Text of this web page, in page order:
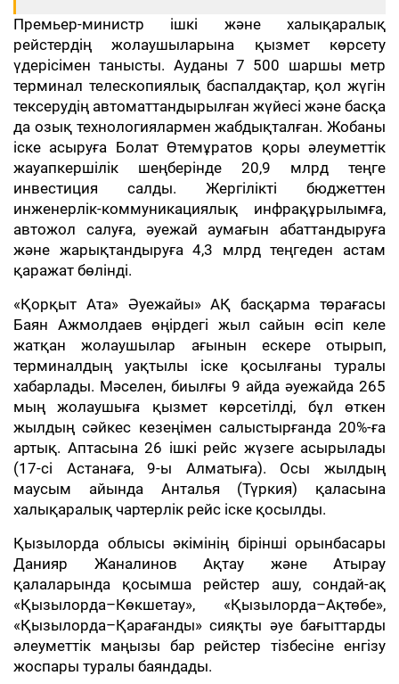
Премьер-министр ішкі және халықаралық
рейстердің жолаушыларына қызмет көрсету
үдерісімен танысты. Ауданы 7 500 шаршы метр
терминал телескопиялық баспалдақтар, қол жүгін
тексерудің автоматтандырылған жүйесі және басқа
да озық технологиялармен жабдықталған. Жобаны
іске асыруға Болат Өтемұратов қоры әлеуметтік
жауапкершілік шеңберінде 20,9 млрд теңге
инвестиция салды. Жергілікті бюджеттен
инженерлік-коммуникациялық инфрақұрылымға,
автожол салуға, әуежай аумағын абаттандыруға
және жарықтандыруға 4,3 млрд теңгеден астам
қаражат бөлінді.
«Қорқыт Ата» Әуежайы» АҚ басқарма төрағасы
Баян Ажмолдаев өңірдегі жыл сайын өсіп келе
жатқан жолаушылар ағынын ескере отырып,
терминалдың уақтылы іске қосылғаны туралы
хабарлады. Мәселен, биылғы 9 айда әуежайда 265
мың жолаушыға қызмет көрсетілді, бұл өткен
жылдың сәйкес кезеңімен салыстырғанда 20%-ға
артық. Аптасына 26 ішкі рейс жүзеге асырылады
(17-сі Астанаға, 9-ы Алматыға). Осы жылдың
маусым айында Анталья (Түркия) қаласына
халықаралық чартерлік рейс іске қосылды.
Қызылорда облысы әкімінің бірінші орынбасары
Данияр Жаналинов Ақтау және Атырау
қалаларында қосымша рейстер ашу, сондай-ақ
«Қызылорда–Көкшетау», «Қызылорда–Ақтөбе»,
«Қызылорда–Қарағанды» сияқты әуе бағыттарды
әлеуметтік маңызы бар рейстер тізбесіне енгізу
жоспары туралы баяндады.